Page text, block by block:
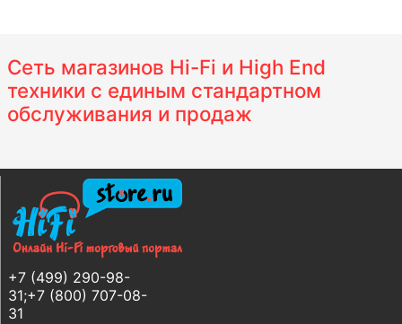
Сеть магазинов Hi-Fi и High End
техники с единым стандартном
обслуживания и продаж
+7 (499) 290-98-
31;+7 (800) 707-08-
31